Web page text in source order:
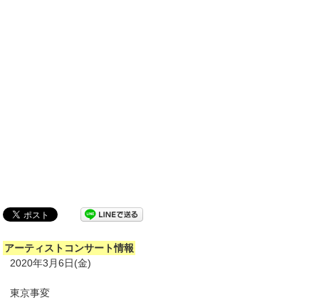
アーティストコンサート情報
2020年3月6日(金)
東京事変